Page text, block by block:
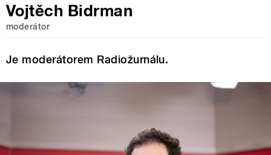
Vojtěch Bidrman
moderátor
Je moderátorem Radiožurnálu.